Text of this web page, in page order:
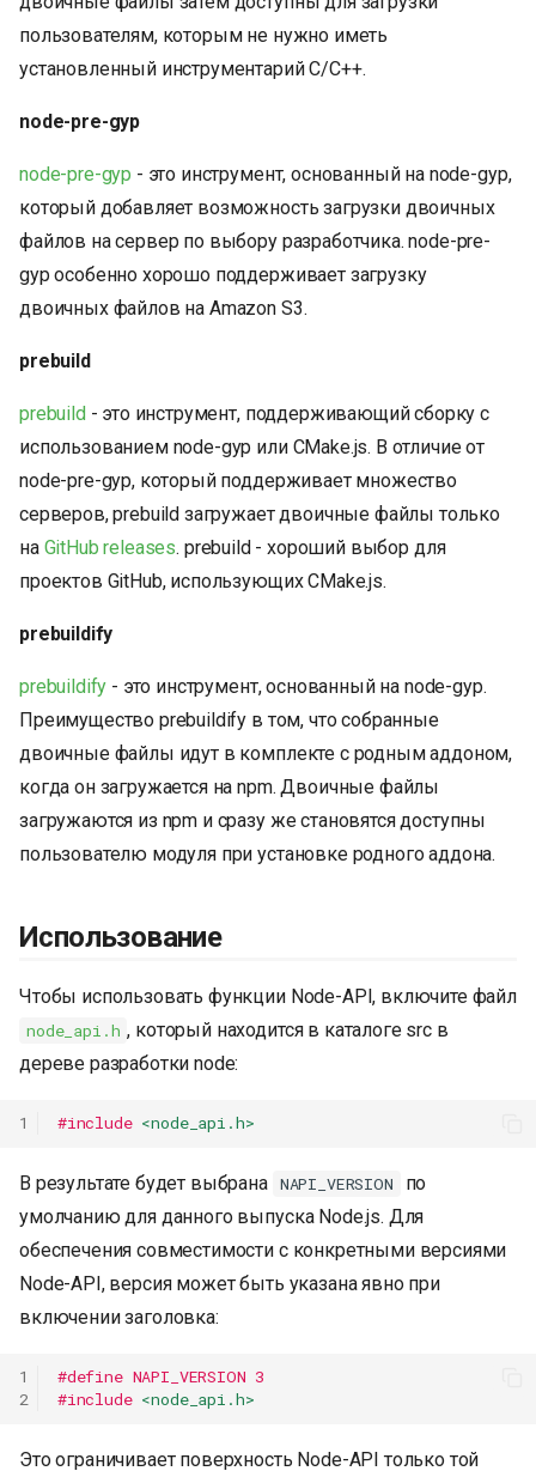
пользователям, которым не нужно иметь
установленный инструментарий C/C++.
node-pre-gyp
node-pre-gyp - это инструмент, основанный на node-gyp,
который добавляет возможность загрузки двоичных
файлов на сервер по выбору разработчика. node-pre-
gyp особенно хорошо поддерживает загрузку
двоичных файлов на Amazon S3.
prebuild
prebuild - это инструмент, поддерживающий сборку с
использованием node-gyp или CMake.js. В отличие от
node-pre-gyp, который поддерживает множество
серверов, prebuild загружает двоичные файлы только
на GitHub releases. prebuild - хороший выбор для
проектов GitHub, использующих CMake.js.
prebuildify
prebuildify - это инструмент, основанный на node-gyp.
Преимущество prebuildify в том, что собранные
двоичные файлы идут в комплекте с родным аддоном,
когда он загружается на npm. Двоичные файлы
загружаются из npm и сразу же становятся доступны
пользователю модуля при установке родного аддона.
Использование
Чтобы использовать функции Node-API, включите файл
node_api.h , который находится в каталоге src в
дереве разработки node:
1 #include <node_api.h>
В результате будет выбрана NAPI_VERSION
по
умолчанию для данного выпуска Node.js. Для
обеспечения совместимости с конкретными версиями
Node-API, версия может быть указана явно при
включении заголовка:
1
2
#define NAPI_VERSION 3
#include <node_api.h>
Это ограничивает поверхность Node-API только той